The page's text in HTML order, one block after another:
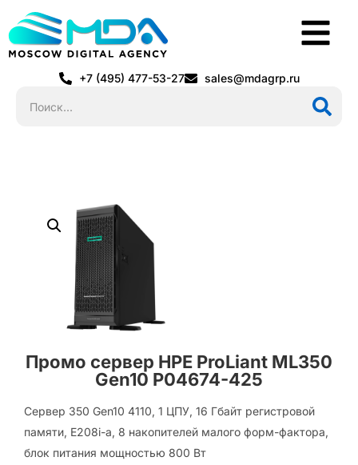
+7 (495) 477-53-27 sales@mdagrp.ru
Промо сервер HPE ProLiant ML350
Gen10 P04674-425
Сервер 350 Gen10 4110, 1 ЦПУ, 16 Гбайт регистровой
памяти, E208i-a, 8 накопителей малого форм-фактора,
блок питания мощностью 800 Вт